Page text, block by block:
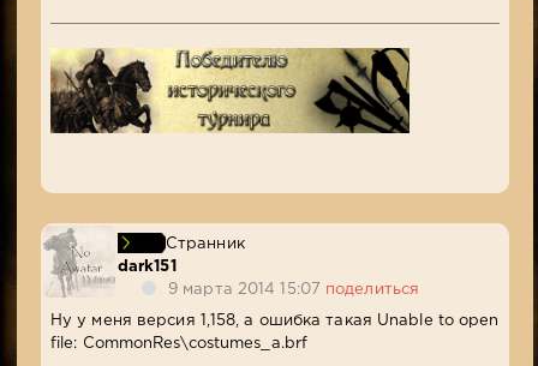
Странник
dark151
9 марта 2014 15:07 поделиться
Ну у меня версия 1,158, а ошибка такая Unable to open
file: CommonRes\costumes_a.brf